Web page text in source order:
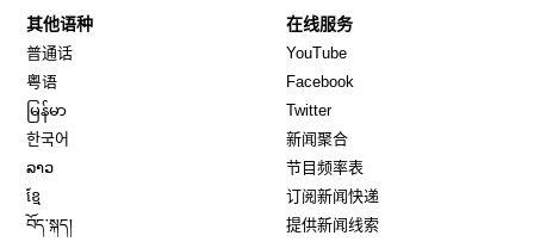
其他语种
普通话
粤语
မြန်မာ
한국어
ລາວ
ខ្មែ
བོད་སྐད།
在线服务
YouTube
Facebook
TwitterOpens in new window
新闻聚合
节目频率表
订阅新闻快递
提供新闻线索